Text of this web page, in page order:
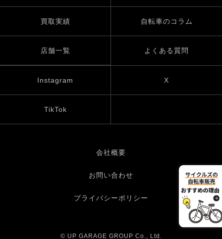
買取実績 自転車のコラム
店舗一覧 よくある質問
Instagram X
TikTok
会社概要
お問い合わせ
プライバシーポリシー
© UP GARAGE GROUP Co., Ltd.